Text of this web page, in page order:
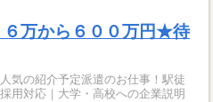
万から６００万円★待
気の紹介予定派遣のお仕事！駅徒
用対応｜大学・高校への企業説明